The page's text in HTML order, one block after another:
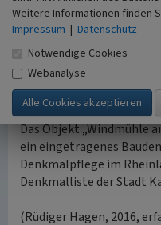
Mit ihrer Restaurierung
gegründeten Vereins
1994 bis 1996 erhielt
Windmühle zurück, in
Entwicklungsstufen
erleben lassen.
Das Objekt „Windmühle
ein eingetragenes
Denkmalpflege im
Denkmalliste der Stadt
(Rüdiger Hagen, 2016,
Weitere Informationen finden
Impressum | Datenschutz
Notwendige Cookies
Webanalyse